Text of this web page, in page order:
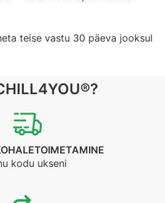
teise vastu 30 päeva jooksul
kodu ukseni